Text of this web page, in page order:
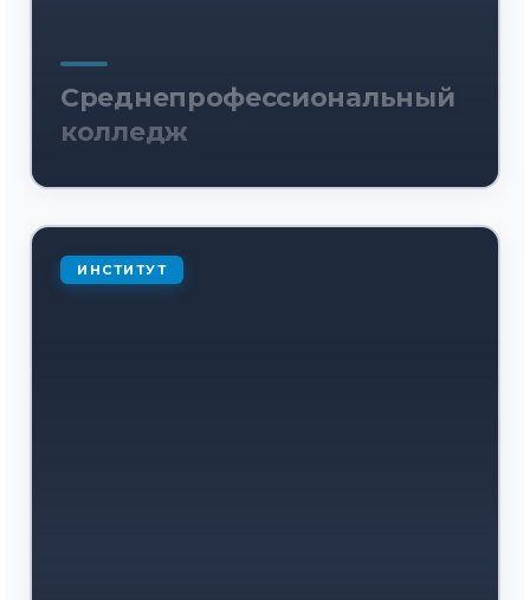
Среднепрофессиональный
колледж
ИНСТИТУТ